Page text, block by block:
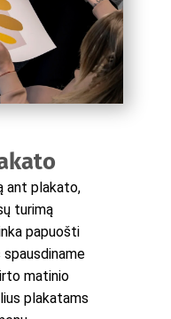
ant plakato,
turimą
papuošti
matinio
plakatams